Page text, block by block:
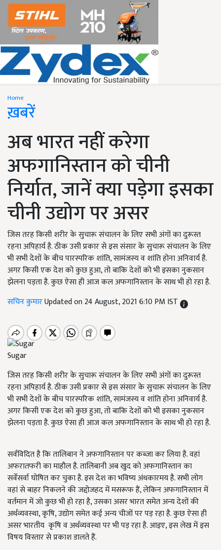
Home
ख़बरें
अब भारत नहीं करेगा
अफगानिस्तान को चीनी
निर्यात, जानें क्या पड़ेगा इसका
चीनी उद्योग पर असर
जिस तरह किसी शरीर के सुचारू संचालन के लिए सभी अंगों का दुरूस्त
रहना अपिहार्य है. ठीक उसी प्रकार से इस संसार के सुचारू संचालन के लिए
भी सभी देशों के बीच पारस्परिक शांति, सामंजस्य व शांति होना अनिवार्य है.
अगर किसी एक देश को कुछ हुआ, तो बाकि देशों को भी इसका नुकसान
झेलना पड़ता है. कुछ ऐसा ही आज कल अफगानिस्तान के साथ भी हो रहा है.
सचिन कुमारUpdated on 24 August, 2021 6:10 PM IST
Sugar
जिस तरह किसी शरीर के सुचारू संचालन के लिए सभी अंगों का दुरूस्त
रहना अपिहार्य है. ठीक उसी प्रकार से इस संसार के सुचारू संचालन के लिए
भी सभी देशों के बीच पारस्परिक शांति, सामंजस्य व शांति होना अनिवार्य है.
अगर किसी एक देश को कुछ हुआ, तो बाकि देशों को भी इसका नुकसान
झेलना पड़ता है. कुछ ऐसा ही आज कल अफगानिस्तान के साथ भी हो रहा है.
सर्वविदित है कि तालिबान ने अफगानिस्तान पर कब्जा कर लिया है. वहां
अफरातफरी का माहौल है. तालिबानी अब खुद को अफगानिस्तान का
सर्वेसर्वा घोषित कर चुका है. इस देश का भविष्य अंधकारमय है. सभी लोग
वहां से बाहर निकलने की जद्दोजहद में मसरूफ हैं, लेकिन अफगानिस्तान में
वर्तमान में जो कुछ भी हो रहा है, उसका असर भारत समेत अन्य देशों की
अर्थव्यवस्था, कृषि, उद्योग समेत कई अन्य चीजों पर पड़ रहा है. कुछ ऐसा ही
असर भारतीय कृषि व अर्थव्यवस्था पर भी पड़ रहा है. आइए, इस लेख में इस
विषय विस्तार से प्रकाश डालते हैं.